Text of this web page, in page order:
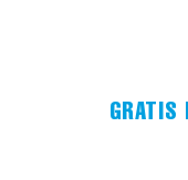
GRATIS